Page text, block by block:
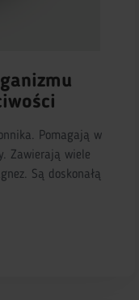
Pomagają w
Zawierają wiele
Są doskonałą